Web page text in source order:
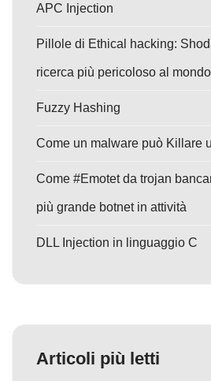
APC Injection
Pillole di Ethical hacking:
ricerca più pericoloso al mondo
Fuzzy Hashing
Come un malware può Killare
Come #Emotet da trojan
più grande botnet in attività
DLL Injection in linguaggio C
Articoli più letti